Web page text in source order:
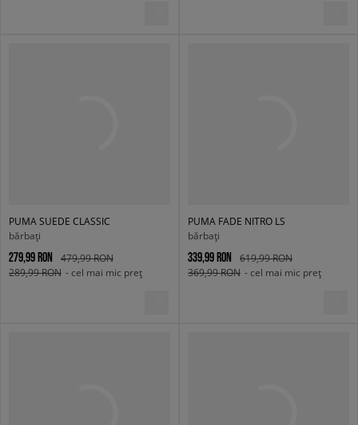
PUMA SUEDE CLASSIC
bărbați
279,99 RON
479,99 RON
289,99 RON - cel mai mic preț
PUMA FADE NITRO LS
bărbați
339,99 RON
619,99 RON
369,99 RON - cel mai mic preț